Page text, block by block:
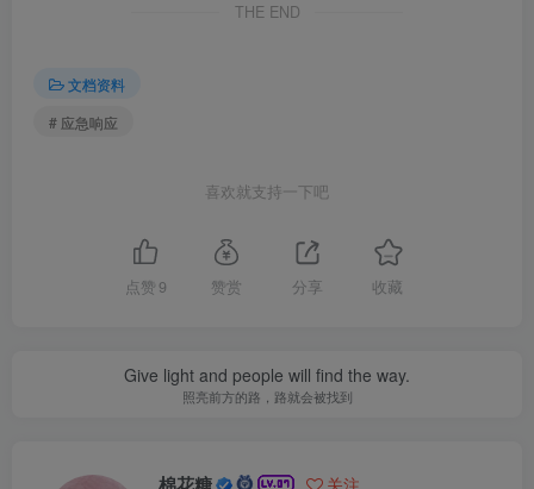
THE END
文档资料
# 应急响应
喜欢就支持一下吧
点赞 9 赞赏 分享 收藏
Give light and people will find the way.
照亮前方的路，路就会被找到
关注